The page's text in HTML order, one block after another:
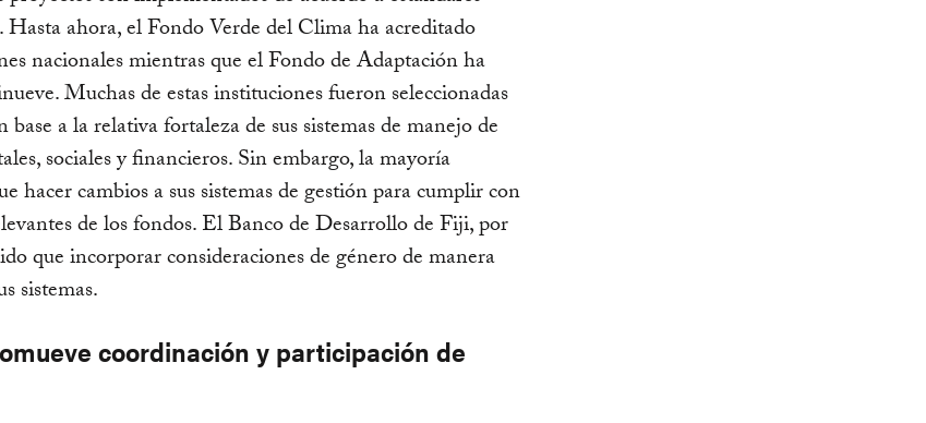
ahora, el Fondo Verde del Clima ha acreditado
nacionales mientras que el Fondo de Adaptación ha
Muchas de estas instituciones fueron seleccionadas
base a la relativa fortaleza de sus sistemas de manejo de
sociales y financieros. Sin embargo, la mayoría
hacer cambios a sus sistemas de gestión para cumplir con
de los fondos. El Banco de Desarrollo de Fiji, por
que incorporar consideraciones de género de manera
sistemas.
coordinación y participación de